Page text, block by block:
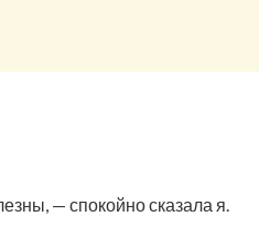
— спокойно сказала я.